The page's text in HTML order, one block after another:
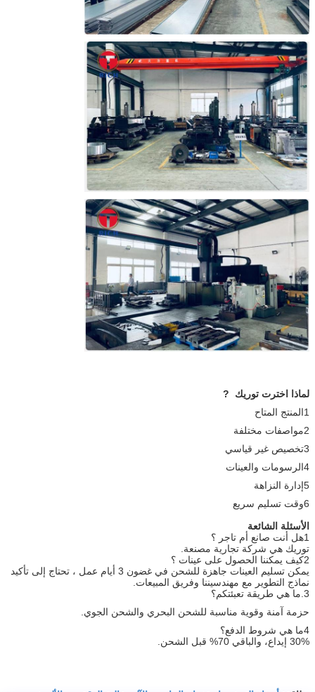
لماذا اخترت توريك
?
1المنتج المتاح
2مواصفات مختلفة
3تخصيص غير قياسي
4الرسومات والعينات
5إدارة النزاهة
6وقت تسليم سريع
الأسئلة الشائعة
1هل أنت صانع أم تاجر ؟
توريك هي شركة تجارية مصنعة.
2كيف يمكننا الحصول على عينات ؟
يمكن تسليم العينات جاهزة للشحن في غضون 3 أيام عمل ، تحتاج إلى تأكيد
نماذج التطوير مع مهندسيننا وفريق المبيعات.
3. ما هي طريقة تعبئتكم؟
حزمة آمنة وقوية مناسبة للشحن البحري والشحن الجوي.
4ما هي شروط الدفع؟
30% إيداع، والباقي 70% قبل الشحن.